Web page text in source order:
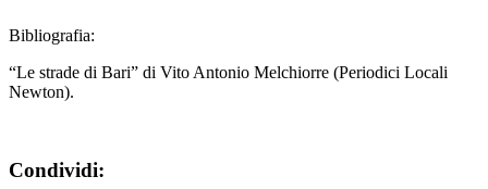
Bibliografia:
“Le strade di Bari” di Vito Antonio Melchiorre (Periodici Locali
Newton).
Condividi: